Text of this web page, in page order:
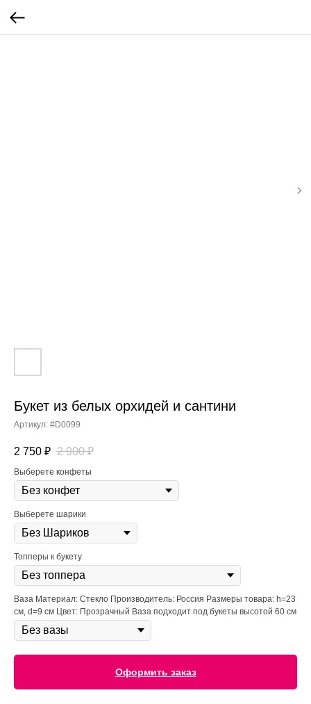
Букет из белых орхидей и сантини
Артикул: #D0099
2 750 ₽ 2 900 ₽
Выберете конфеты
Выберете шарики
Топперы к букету
Ваза Материал: Стекло Производитель: Россия Размеры товара: h=23
см, d=9 см Цвет: Прозрачный Ваза подходит под букеты высотой 60 см
Оформить заказ